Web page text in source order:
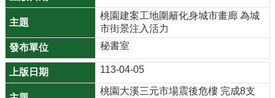
h
園
市
政
府
桃園建案工地圍籬化身城市畫廊 為城
市街景注入活力
秘書室
113-04-05
桃園大溪三元市場震後危樓 完成8支